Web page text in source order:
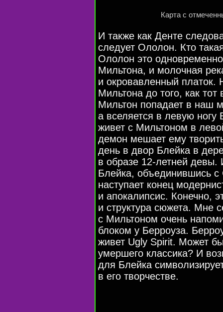
Карта с
И также как Денте
следует Ололон. Кто
Ололон это одновременно
Мильтона, и молочная
и окровавленный платок.
Мильтона до того, как
Мильтон попадает в наш
а вселяется в левую
живет с Мильтоном в
демон мешает ему
день в двор Блейка в
в образе 12-летней девы.
Блейка, объединившись
наступает конец
и апокалипсис. Конечно,
и структура сюжета. Мне
с Мильтоном очень
блоком у Берроуза.
живет Ugly Spirit. Может
умершего классика? И
для Блейка
в его творчестве.